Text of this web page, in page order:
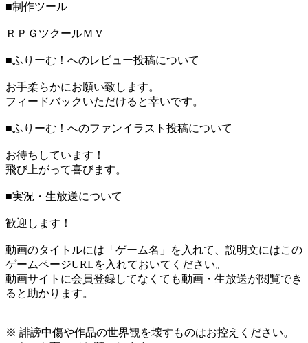
■制作ツール
ＲＰＧツクールＭＶ
■ふりーむ！へのレビュー投稿について
お手柔らかにお願い致します。
フィードバックいただけると幸いです。
■ふりーむ！へのファンイラスト投稿について
お待ちしています！
飛び上がって喜びます。
■実況・生放送について
歓迎します！
動画のタイトルには「ゲーム名」を入れて、説明文にはこの
ゲームページURLを入れておいてください。
動画サイトに会員登録してなくても動画・生放送が閲覧でき
ると助かります。
※ 誹謗中傷や作品の世界観を壊すものはお控えください。